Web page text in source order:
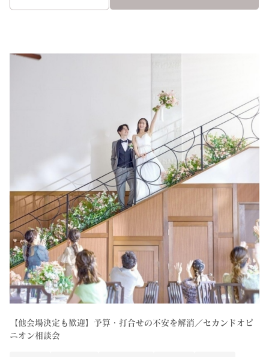
【他会場決定も歓迎】予算・打合せの不安を解消／セカンドオピ
ニオン相談会